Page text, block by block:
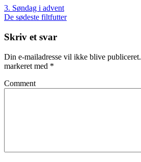
3. Søndag i advent
De sødeste filtfutter
Skriv et svar
Din e-mailadresse vil ikke blive publiceret.
markeret med *
Comment